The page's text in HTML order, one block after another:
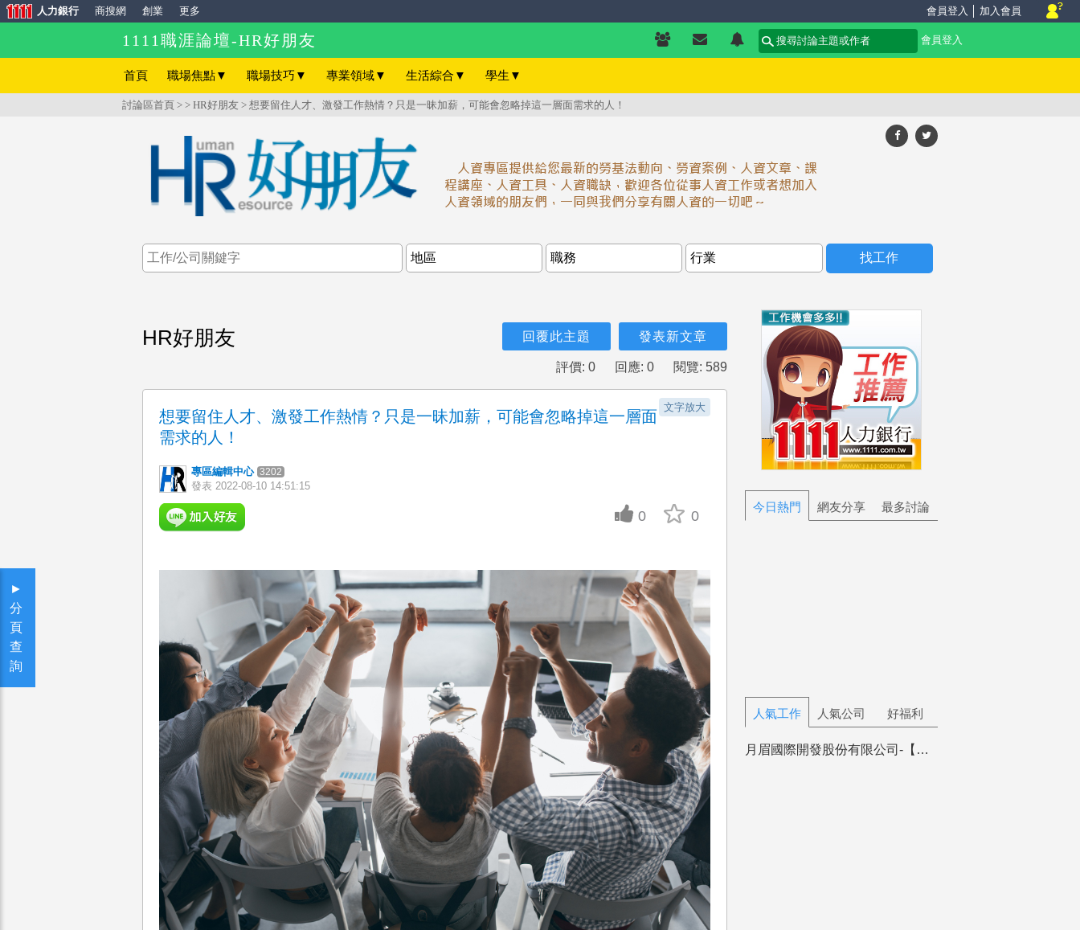
1111職涯論壇-HR好朋友 會員登入
首頁 職場焦點▼ 職場技巧 ▼ 專業領域▼ 生活綜合 ▼ 學生 ▼
討論區首頁 > > HR好朋友 > 想要留住人才、激發工作熱情？只是一昧加薪，可能會忽略掉這一層面需求的人！
►
分
頁
查
詢
HR好朋友 發表新文章
回覆此主題
評價: 0 回應: 0 閱覽: 589
文字放大
想要留住人才、激發工作熱情？只是一昧加薪，可能會忽略掉這一層面
需求的人！
專區編輯中心 3202
發表 2022-08-10 14:51:15
up vote
0 0
今日熱門 網友分享 最多討論
人氣工作 人氣公司 好福利
月眉國際開發股份有限公司-【麗寶Outl...
會員登入 加入會員
人力銀行 商搜網 創業 更多